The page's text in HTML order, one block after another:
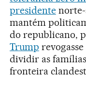
presidentenorte-
mantém
do republicano,
Trump
dividir as
fronteira